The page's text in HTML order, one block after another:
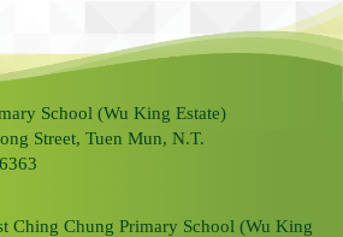
School (Wu King Estate)
Street, Tuen Mun, N.T.
Ching Chung Primary School (Wu King